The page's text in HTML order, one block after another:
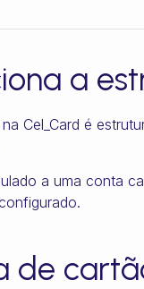
a
Cel_Card é
a uma conta
de